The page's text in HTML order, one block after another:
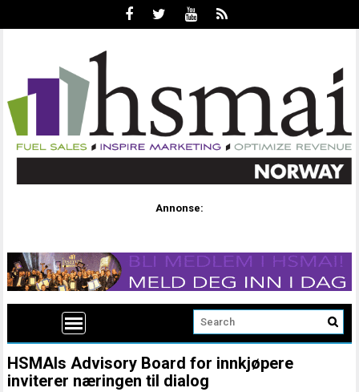
Annonse:
HSMAIs Advisory Board for innkjøpere
inviterer næringen til dialog